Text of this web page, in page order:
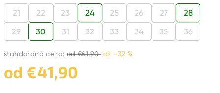
21 22 23 24 25 26 27
28
29
30 31 32 33 34 35 36
štandardná cena: od €61,90 až –32 %
od €41,90